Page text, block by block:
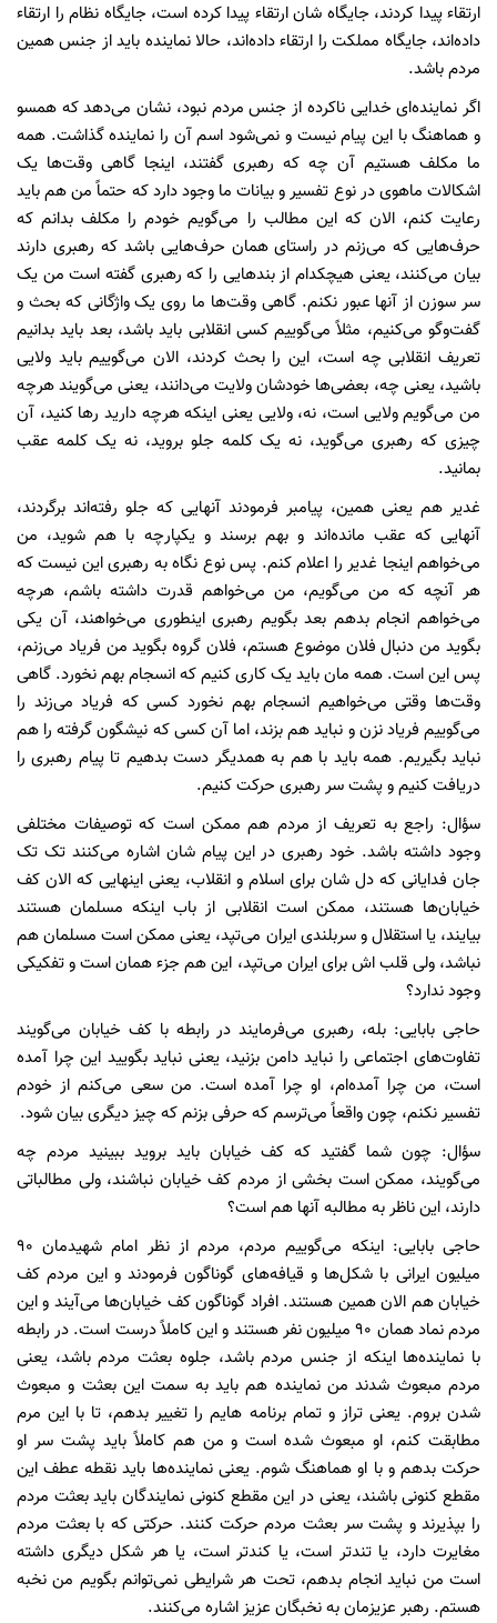
ارتقاء پیدا کردند، جایگاه شان ارتقاء پیدا کرده است، جایگاه نظام را ارتقاء
داده‌اند، جایگاه مملکت را ارتقاء داده‌اند، حالا نماینده باید از جنس همین
مردم باشد.
اگر نماینده‌ای خدایی ناکرده از جنس مردم نبود، نشان می‌دهد که همسو
و هماهنگ با این پیام نیست و نمی‌شود اسم آن را نماینده گذاشت. همه
ما مکلف هستیم آن چه که رهبری گفتند، اینجا گاهی وقت‌ها یک
اشکالات ماهوی در نوع تفسیر و بیانات ما وجود دارد که حتماً من هم باید
رعایت کنم، الان که این مطالب را می‌گویم خودم را مکلف بدانم که
حرف‌هایی که می‌زنم در راستای همان حرف‌هایی باشد که رهبری دارند
بیان می‌کنند، یعنی هیچکدام از بند‌هایی را که رهبری گفته است من یک
سر سوزن از آنها عبور نکنم. گاهی وقت‌ها ما روی یک واژگانی که بحث و
گفت‌و‌گو می‌کنیم، مثلاً می‌گوییم کسی انقلابی باید باشد، بعد باید بدانیم
تعریف انقلابی چه است، این را بحث کردند، الان می‌گوییم باید ولایی
باشید، یعنی چه، بعضی‌ها خودشان ولایت می‌دانند، یعنی می‌گویند هرچه
من می‌گویم ولایی است، نه، ولایی یعنی اینکه هرچه دارید رها کنید، آن
چیزی که رهبری می‌گوید، نه یک کلمه جلو بروید، نه یک کلمه عقب
بمانید.
غدیر هم یعنی همین، پیامبر فرمودند آنهایی که جلو رفته‌اند برگردند،
آنهایی که عقب مانده‌اند و بهم برسند و یکپارچه با هم شوید، من
می‌خواهم اینجا غدیر را اعلام کنم. پس نوع نگاه به رهبری این نیست که
هر آنچه که من می‌گویم، من می‌خواهم قدرت داشته باشم، هرچه
می‌خواهم انجام بدهم بعد بگویم رهبری اینطوری می‌خواهند، آن یکی
بگوید من دنبال فلان موضوع هستم، فلان گروه بگوید من فریاد می‌زنم،
پس این است. همه مان باید یک کاری کنیم که انسجام بهم نخورد. گاهی
وقت‌ها وقتی می‌خواهیم انسجام بهم نخورد کسی که فریاد می‌زند را
می‌گوییم فریاد نزن و نباید هم بزند، اما آن کسی که نیشگون گرفته را هم
نباید بگیریم. همه باید با هم به همدیگر دست بدهیم تا پیام رهبری را
دریافت کنیم و پشت سر رهبری حرکت کنیم.
سؤال: راجع به تعریف از مردم هم ممکن است که توصیفات مختلفی
وجود داشته باشد. خود رهبری در این پیام شان اشاره می‌کنند تک تک
جان فدایانی که دل شان برای اسلام و انقلاب، یعنی اینهایی که الان کف
خیابان‌ها هستند، ممکن است انقلابی از باب اینکه مسلمان هستند
بیایند، یا استقلال و سربلندی ایران می‌تپد، یعنی ممکن است مسلمان هم
نباشد، ولی قلب اش برای ایران می‌تپد، این هم جزء همان است و تفکیکی
وجود ندارد؟
حاجی بابایی: بله، رهبری می‌فرمایند در رابطه با کف خیابان می‌گویند
تفاوت‌های اجتماعی را نباید دامن بزنید، یعنی نباید بگویید این چرا آمده
است، من چرا آمده‌ام، او چرا آمده است. من سعی می‌کنم از خودم
تفسیر نکنم، چون واقعاً می‌ترسم که حرفی بزنم که چیز دیگری بیان شود.
سؤال: چون شما گفتید که کف خیابان باید بروید ببینید مردم چه
می‌گویند، ممکن است بخشی از مردم کف خیابان نباشند، ولی مطالباتی
دارند، این ناظر به مطالبه آنها هم است؟
حاجی بابایی: اینکه می‌گوییم مردم، مردم از نظر امام شهیدمان ۹۰
میلیون ایرانی با شکل‌ها و قیافه‌های گوناگون فرمودند و این مردم کف
خیابان هم الان همین هستند. افراد گوناگون کف خیابان‌ها می‌آیند و این
مردم نماد همان ۹۰ میلیون نفر هستند و این کاملاً درست است. در رابطه
با نماینده‌ها اینکه از جنس مردم باشد، جلوه بعثت مردم باشد، یعنی
مردم مبعوث شدند من نماینده هم باید به سمت این بعثت و مبعوث
شدن بروم. یعنی تراز و تمام برنامه هایم را تغییر بدهم، تا با این مرم
مطابقت کنم، او مبعوث شده است و من هم کاملاً باید پشت سر او
حرکت بدهم و با او هماهنگ شوم. یعنی نماینده‌ها باید نقطه عطف این
مقطع کنونی باشند، یعنی در این مقطع کنونی نمایندگان باید بعثت مردم
را بپذیرند و پشت سر بعثت مردم حرکت کنند. حرکتی که با بعثت مردم
مغایرت دارد، یا تندتر است، یا کندتر است، یا هر شکل دیگری داشته
است من نباید انجام بدهم، تحت هر شرایطی نمی‌توانم بگویم من نخبه
هستم. رهبر عزیزمان به نخبگان عزیز اشاره می‌کنند.